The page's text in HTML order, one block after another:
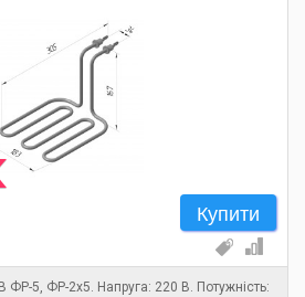
Купити
5, ФР-2х5. Напруга: 220 В. Потужність: